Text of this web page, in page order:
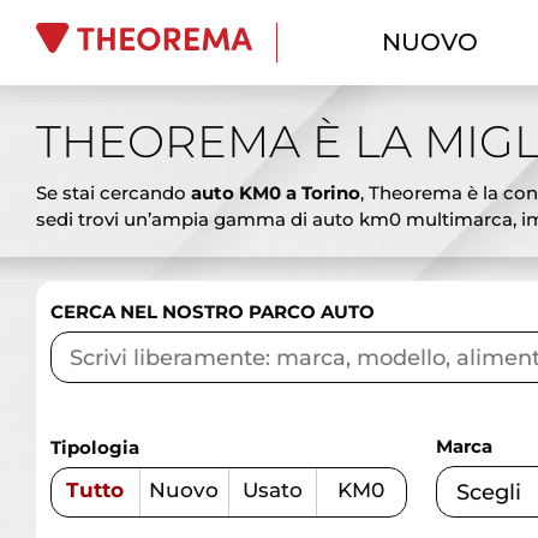
NUOVO
THEOREMA È LA
Se stai cercando auto KM0 a Torino, Theorema è la
sedi trovi un’ampia gamma di auto km0 multimarca,
ai SUV spaziosi, dalle berline eleganti ai veicoli
vantaggiosi. Le auto km0 Theorema rappresentano
garantire affidabilità e sicurezza. Vieni a scoprire le
competenza.
CERCA NEL NOSTRO PARCO AUTO
Tipologia
Tutto Nuovo Usato KM0
Marca